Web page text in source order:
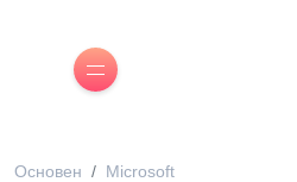
Основен Microsoft